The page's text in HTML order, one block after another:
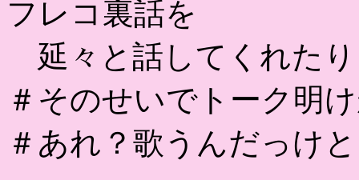
フレコ裏話を
延々と話してくれた
＃そのせいでトーク明
＃あれ？歌うんだっけ